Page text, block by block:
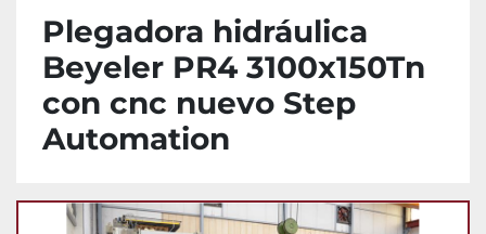
Plegadora hidráulica
Beyeler PR4 3100x150Tn
con cnc nuevo Step
Automation